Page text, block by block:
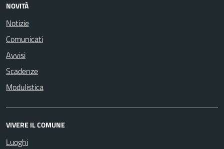
NOVITÀ
Notizie
Comunicati
Avvisi
Scadenze
Modulistica
VIVERE IL COMUNE
Luoghi